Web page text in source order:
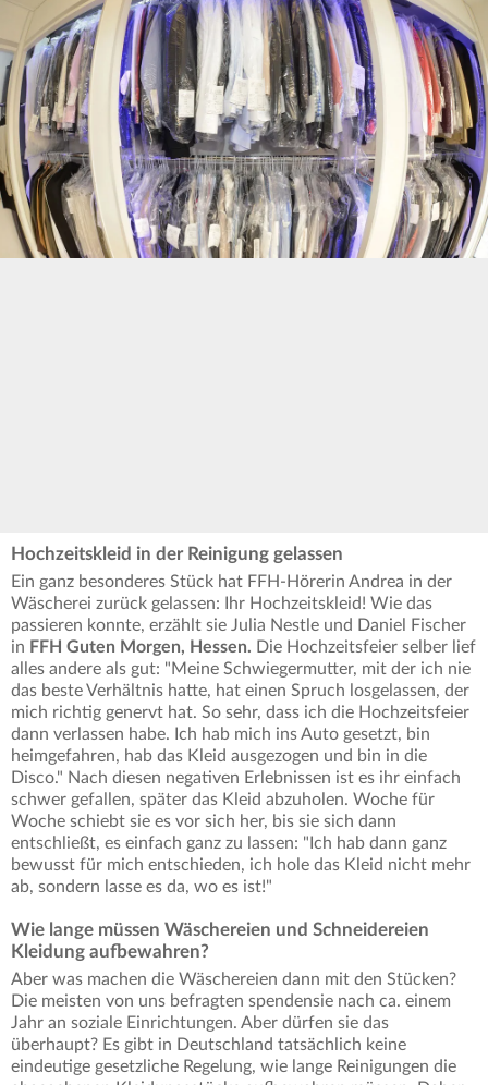
Hochzeitskleid in der Reinigung gelassen
Ein ganz besonderes Stück hat FFH-Hörerin Andrea in der
Wäscherei zurück gelassen: Ihr Hochzeitskleid! Wie das
passieren konnte, erzählt sie Julia Nestle und Daniel Fischer
in FFH Guten Morgen, Hessen. Die Hochzeitsfeier selber lief
alles andere als gut: "Meine Schwiegermutter, mit der ich nie
das beste Verhältnis hatte, hat einen Spruch losgelassen, der
mich richtig genervt hat. So sehr, dass ich die Hochzeitsfeier
dann verlassen habe. Ich hab mich ins Auto gesetzt, bin
heimgefahren, hab das Kleid ausgezogen und bin in die
Disco." Nach diesen negativen Erlebnissen ist es ihr einfach
schwer gefallen, später das Kleid abzuholen. Woche für
Woche schiebt sie es vor sich her, bis sie sich dann
entschließt, es einfach ganz zu lassen: "Ich hab dann ganz
bewusst für mich entschieden, ich hole das Kleid nicht mehr
ab, sondern lasse es da, wo es ist!"
Wie lange müssen Wäschereien und Schneidereien
Kleidung aufbewahren?
Aber was machen die Wäschereien dann mit den Stücken?
Die meisten von uns befragten spendensie nach ca. einem
Jahr an soziale Einrichtungen. Aber dürfen sie das
überhaupt? Es gibt in Deutschland tatsächlich keine
eindeutige gesetzliche Regelung, wie lange Reinigungen die